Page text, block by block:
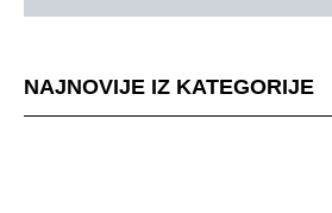
NAJNOVIJE IZ KATEGORIJE